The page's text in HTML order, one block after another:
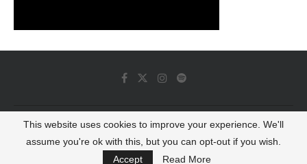
© 2022 - Luminous Dash All Rights Reserved
BACK TO TOP
This website uses cookies to improve your experience. We'll
assume you're ok with this, but you can opt-out if you wish.
Accept
Read More